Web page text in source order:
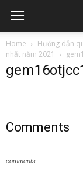
Home
Hướng dẫn
nhất năm 2021
Comments
comments